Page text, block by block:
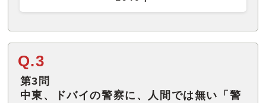
Q.3
第3問
中東、ドバイの警察に、人間では無い「警